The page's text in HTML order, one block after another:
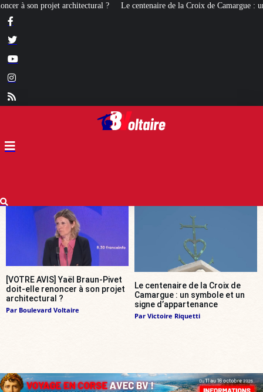
centenaire de la Croix de Camargue : un symbole et un signe d’appartenance
[VOTRE AVIS] Yaël Braun-Pivet
doit-elle renoncer à son projet
architectural ?
Par Boulevard Voltaire
Le centenaire de la Croix de
Camargue : un symbole et un
signe d’appartenance
Par Victoire Riquetti